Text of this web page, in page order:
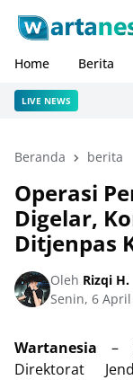
Home Berita
LIVE NEWS
Beranda berita
Operasi
Digelar,
Ditjenpas
Oleh Rizqi H.
Senin, 6 April
Wartanesia –
Direktorat